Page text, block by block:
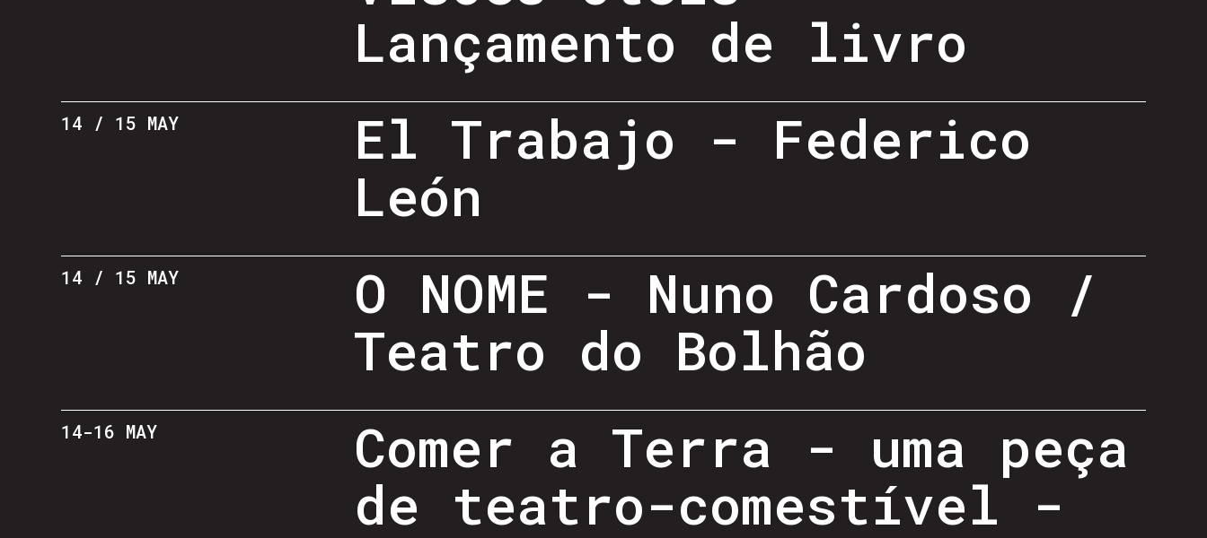
Lançamento de livro
14 / 15 MAY
El Trabajo - Federico
León
14 / 15 MAY
O NOME - Nuno Cardoso /
Teatro do Bolhão
14-16 MAY
Comer a Terra - uma peça
de teatro-comestível -